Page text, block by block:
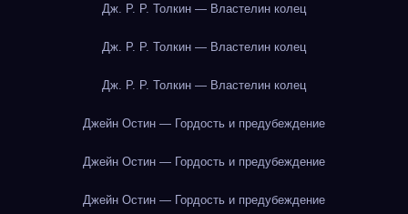
Дж. Р. Р. Толкин — Властелин колец
Дж. Р. Р. Толкин — Властелин колец
Дж. Р. Р. Толкин — Властелин колец
Джейн Остин — Гордость и предубеждение
Джейн Остин — Гордость и предубеждение
Джейн Остин — Гордость и предубеждение